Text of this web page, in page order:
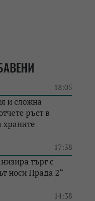
18:05
и сложна
ръст в
храните
17:38
търг с
носи Прада 2“
14:38